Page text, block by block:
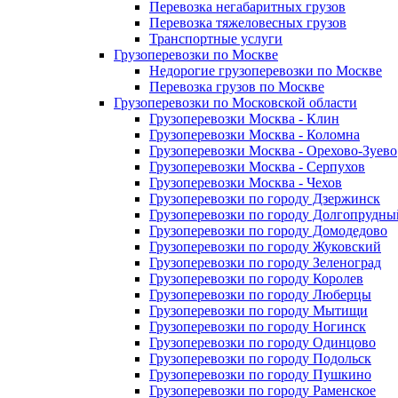
Перевозка негабаритных грузов
Перевозка тяжеловесных грузов
Транспортные услуги
Грузоперевозки по Москве
Недорогие грузоперевозки по Москве
Перевозка грузов по Москве
Грузоперевозки по Московской области
Грузоперевозки Москва - Клин
Грузоперевозки Москва - Коломна
Грузоперевозки Москва - Орехово-Зуево
Грузоперевозки Москва - Серпухов
Грузоперевозки Москва - Чехов
Грузоперевозки по городу Дзержинск
Грузоперевозки по городу
Грузоперевозки по городу Домодедово
Грузоперевозки по городу Жуковский
Грузоперевозки по городу Зеленоград
Грузоперевозки по городу Королев
Грузоперевозки по городу Люберцы
Грузоперевозки по городу Мытищи
Грузоперевозки по городу Ногинск
Грузоперевозки по городу Одинцово
Грузоперевозки по городу Подольск
Грузоперевозки по городу Пушкино
Грузоперевозки по городу Раменское